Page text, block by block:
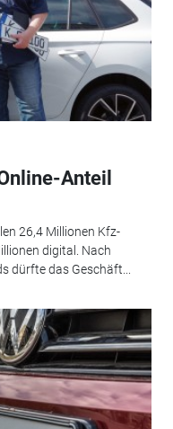
Anteil
26,4 Millionen Kfz-
digital. Nach
dürfte das Geschäft...